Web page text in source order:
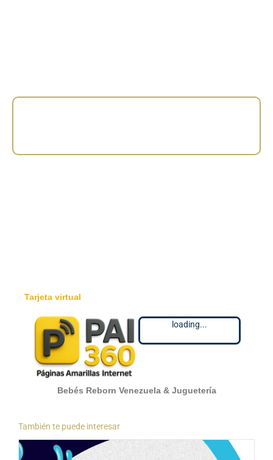
Tarjeta virtual
loading...
Bebés Reborn Venezuela & Juguetería
También te puede interesar